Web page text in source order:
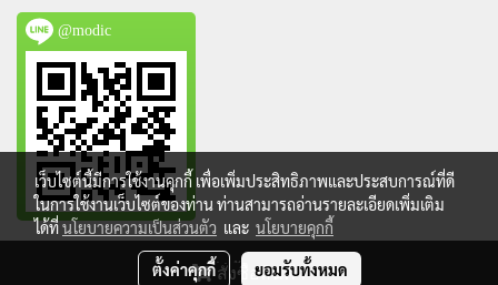
สั่งซื้อสินค้า
@modic
@ Copyright 2023 All Rights Reserved. MODIC.CO.TH
เว็บไซต์นี้มีการใช้งานคุกกี้ เพื่อเพิ่มประสิทธิภาพและประสบการณ์ที่ดี
ในการใช้งานเว็บไซต์ของท่าน ท่านสามารถอ่านรายละเอียดเพิ่มเติม
ได้ที่นโยบายความเป็นส่วนตัว และ นโยบายคุกกี้
ตั้งค่าคุกกี้ ยอมรับทั้งหมด